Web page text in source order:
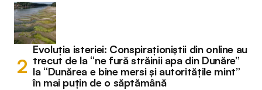
Evoluția isteriei: Conspiraționiștii din online au
trecut de la “ne fură străinii apa din Dunăre”
la “Dunărea e bine mersi și autoritățile mint”
în mai puțin de o săptămână